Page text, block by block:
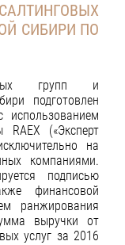
СИБИРИ ПО
групп и
подготовлен
использованием
RAEX («Эксперт
на
компаниями.
подписью
финансовой
ранжирования
выручки от
услуг за 2016